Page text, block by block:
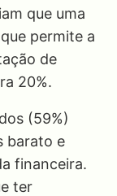
que uma
permite a
de
20%.
(59%)
barato e
financeira.
ter